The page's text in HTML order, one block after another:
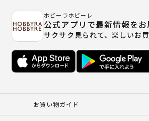
ホビーラホビーレ
公式アプリで最新情報をお
サクサク見られて、楽しいお
お買い物ガイド